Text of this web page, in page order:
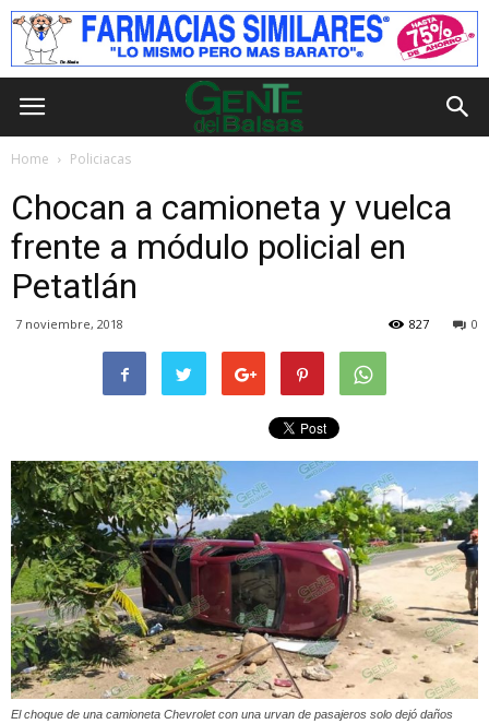
Home Policiacas
Chocan a camioneta y vuelca
frente a módulo policial en
Petatlán
7 noviembre, 2018 0
827
El choque de una camioneta Chevrolet con una urvan de pasajeros solo dejó daños